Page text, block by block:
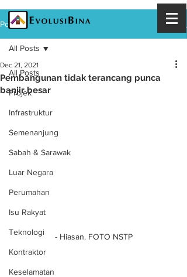
Post
All Posts
Projek
Infrastruktur
Semenanjung
Sabah & Sarawak
Luar Negara
Perumahan
Isu Rakyat
Teknologi
Kontraktor
Keselamatan
All Posts
Pembangunan tidak terancang punca
banjir besar
Dec 21, 2021
- Hiasan. FOTO NSTP